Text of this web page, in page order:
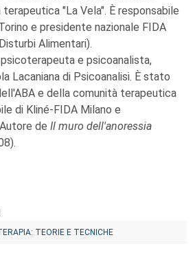
"La Vela". È responsabile
e presidente nazionale FIDA
Alimentari).
e psicoanalista,
Lacaniana di Psicoanalisi. È stato
e della comunità terapeutica
di Kliné-FIDA Milano e
de Il muro dell'anoressia
TEORIE E TECNICHE